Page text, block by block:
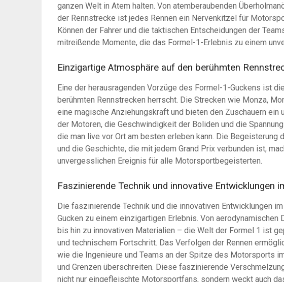
ganzen Welt in Atem halten. Von atemberaubenden
der Rennstrecke ist jedes Rennen ein Nervenkitzel für
Können der Fahrer und die taktischen Entscheidungen der
mitreißende Momente, die das Formel-1-Erlebnis zu einem
Einzigartige Atmosphäre auf den berühmten
Eine der herausragenden Vorzüge des Formel-1-Guckens ist
berühmten Rennstrecken herrscht. Die Strecken wie Monza,
eine magische Anziehungskraft und bieten den Zuschauern ein
der Motoren, die Geschwindigkeit der Boliden und die
die man live vor Ort am besten erleben kann. Die Begeisterung
und die Geschichte, die mit jedem Grand Prix verbunden ist,
unvergesslichen Ereignis für alle Motorsportbegeisterten.
Faszinierende Technik und innovative Entwicklungen
Die faszinierende Technik und die innovativen Entwicklungen
Gucken zu einem einzigartigen Erlebnis. Von
bis hin zu innovativen Materialien – die Welt der Formel 1 ist
und technischem Fortschritt. Das Verfolgen der Rennen
wie die Ingenieure und Teams an der Spitze des Motorsports
und Grenzen überschreiten. Diese faszinierende
nicht nur eingefleischte Motorsportfans, sondern weckt auch